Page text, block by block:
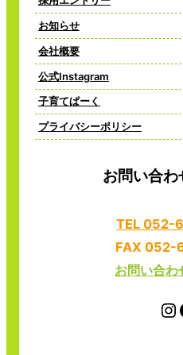
お知らせ
会社概要
公式Instagram
子育てぱーく
プライバシーポリシー
お問い合わ
TEL 052-
FAX 052-
お問い合わ
Instagram